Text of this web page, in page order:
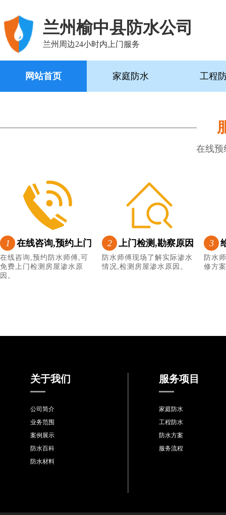
兰州榆中县防水公司
兰州周边24小时内上门服务
网站首页 家庭防水 工程
在线预
1 在线咨询,预约上门
在线咨询,预约防水师傅,可
免费上门检测房屋渗水原
因。
2 上门检测,勘察原因
防水师傅现场了解实际渗水
情况,检测房屋渗水原因。
3
防水
修方
关于我们
公司简介
业务范围
案例展示
防水百科
防水材料
服务项目
家庭防水
工程防水
防水方案
服务流程